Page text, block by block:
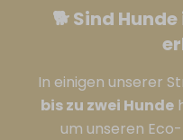
🐕 Sind
In einigen unserer
bis zu zwei Hunde
um unseren